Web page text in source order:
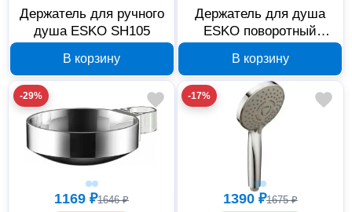
Держатель для ручного
душа ESKO SH105
В корзину
Держатель для душа
ESKO поворотный
В корзину
-29%
1169 ₽1646 ₽
-17%
1390 ₽1675 ₽